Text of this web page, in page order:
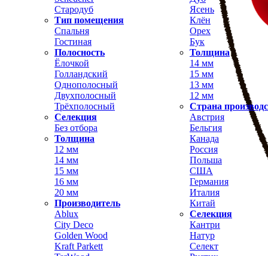
Стародуб
Тип помещения
Спальня
Гостиная
Полосность
Ёлочкой
Голландский
Однополосный
Двухполосный
Трёхполосный
Селекция
Без отбора
Ясень
Клён
Орех
Бук
Толщина
14 мм
15 мм
13 мм
12 мм
Страна
Австрия
Бельгия
Толщина
12 мм
14 мм
15 мм
16 мм
20 мм
Производитель
Ablux
City Deco
Golden Wood
Kraft Parkett
Канада
Россия
Польша
США
Германия
Италия
Китай
Селекция
Кантри
Натур
Селект